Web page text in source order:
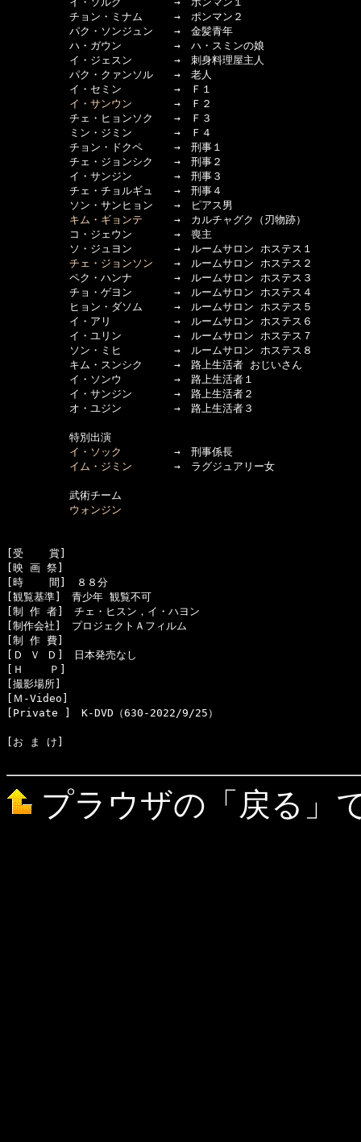
チョン・ミナム　　　→　ポンマン２
パク・ソンジュン　　→　金髪青年
ハ・ガウン　　　　　→　ハ・スミンの娘
イ・ジェスン　　　　→　刺身料理屋主人
パク・クァンソル　　→　老人
イ・セミン　　　　　→　Ｆ１
イ・サンウン →　Ｆ２
チェ・ヒョンソク　　→　Ｆ３
ミン・ジミン　　　　→　Ｆ４
チョン・ドクペ　　　→　刑事１
チェ・ジョンシク　　→　刑事２
イ・サンジン　　　　→　刑事３
チェ・チョルギュ　　→　刑事４
ソン・サンヒョン　　→　ピアス男
キム・ギョンテ →　カルチャグク（刃物跡）
コ・ジェウン　　　　→　喪主
ソ・ジュヨン　　　　→　ルームサロン ホステス１
チェ・ジョンソン →　ルームサロン ホステス２
ペク・ハンナ　　　　→　ルームサロン ホステス３
チョ・ゲヨン　　　　→　ルームサロン ホステス４
ヒョン・ダソム　　　→　ルームサロン ホステス５
イ・アリ　　　　　　→　ルームサロン ホステス６
イ・ユリン　　　　　→　ルームサロン ホステス７
ソン・ミヒ　　　　　→　ルームサロン ホステス８
キム・スンシク　　　→　路上生活者 おじいさん
イ・ソンウ　　　　　→　路上生活者１
イ・サンジン　　　　→　路上生活者２
オ・ユジン　　　　　→　路上生活者３
特別出演
イ・ソック
→　刑事係長
イム・ジミン →　ラグジュアリー女
武術チーム
ウォンジン
[受    賞]
[映 画 祭]
[時    間]　８８分
[観覧基準]　青少年 観覧不可
[制 作 者]　チェ・ヒスン，イ・ハヨン
[制作会社]　プロジェクトＡフィルム
[制 作 費]
[Ｄ Ｖ Ｄ]　日本発売なし
[Ｈ    Ｐ]
[撮影場所]
[Ｍ-Video]
[お ま け]
プラウザの「戻る」